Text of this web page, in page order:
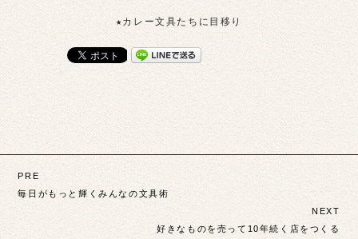
★カレー文具たちに目移り
投
稿
ナ
PRE
毎日がもっと輝くみんなの文具術
NEXT
好きなものを売って10年続く店をつくる